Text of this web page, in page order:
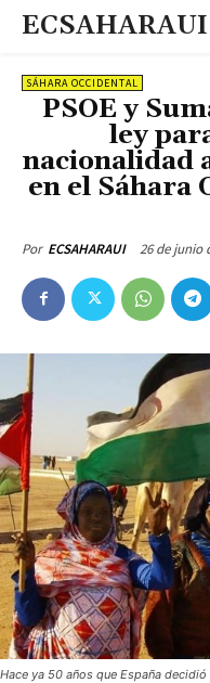
ECSAHARAUI
SÁHARA OCCIDENTAL
PSOE y
ley
nacionalidad
en el Sáhara
Por ECSAHARAUI 26 de junio
Hace ya 50 años que España